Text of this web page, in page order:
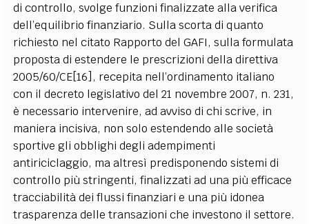
di controllo, svolge funzioni finalizzate alla verifica
dell’equilibrio finanziario. Sulla scorta di quanto
richiesto nel citato Rapporto del GAFI, sulla formulata
proposta di estendere le prescrizioni della direttiva
2005/60/CE[16], recepita nell’ordinamento italiano
con il decreto legislativo del 21 novembre 2007, n. 231,
è necessario intervenire, ad avviso di chi scrive, in
maniera incisiva, non solo estendendo alle società
sportive gli obblighi degli adempimenti
antiriciclaggio, ma altresì predisponendo sistemi di
controllo più stringenti, finalizzati ad una più efficace
tracciabilità dei flussi finanziari e una più idonea
trasparenza delle transazioni che investono il settore.